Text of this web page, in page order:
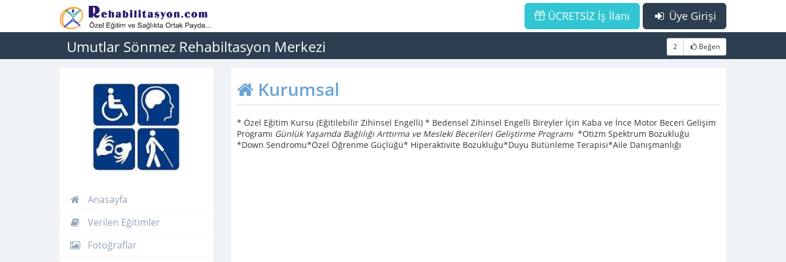
Üye Girişi
ÜCRETSİZ İş İlanı
Umutlar Sönmez Rehabiltasyon Merkezi 2 Beğen
Anasayfa
Verilen Eğitimler
Fotoğraflar
Kurumsal
* Özel Eğitim Kursu (Eğitilebilir Zihinsel Engelli) * Bedensel Zihinsel Engelli Bireyler İçin Kaba ve İnce Motor Beceri Gelişim
Programı Günlük Yaşamda Bağlılığı Arttırma ve Mesleki Becerileri Geliştirme Programı*Otizm Spektrum Bozukluğu
*Down Sendromu*Özel Öğrenme Güçlüğü* Hiperaktivite Bozukluğu*Duyu Bütünleme Terapisi*Aile Danışmanlığı